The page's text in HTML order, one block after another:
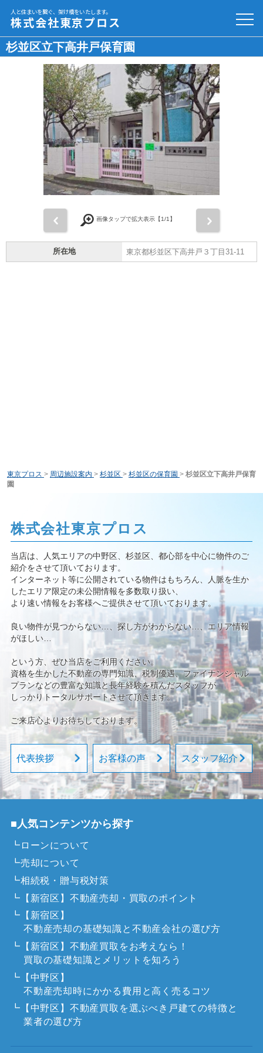
人と住まいを繋ぐ、架け橋をいたします。
株式会社東京プロス
杉並区立下高井戸保育園
画像タップで拡大表示【1/1】
所在地 東京都杉並区下高井戸３丁目31-11
東京プロス > 周辺施設案内 > 杉並区 > 杉並区の保育園 > 杉並区立下高井戸保育
園
株式会社東京プロス
当店は、人気エリアの中野区、杉並区、都心部を中心に物件のご
紹介をさせて頂いております。
インターネット等に公開されている物件はもちろん、人脈を生か
したエリア限定の未公開情報を多数取り扱い、
より速い情報をお客様へご提供させて頂いております。
良い物件が見つからない…、探し方がわからない…、エリア情報
がほしい…
という方、ぜひ当店をご利用ください。
資格を生かした不動産の専門知識、税制優遇、ファイナンシャル
プランなどの豊富な知識と長年経験を積んだスタッフが
しっかりトータルサポートさせて頂きます。
ご来店心よりお待ちしております。
代表挨拶 お客様の声 スタッフ紹介
■人気コンテンツから探す
┗ローンについて
┗売却について
┗相続税・贈与税対策
┗【新宿区】不動産売却・買取のポイント
┗【新宿区】
不動産売却の基礎知識と不動産会社の選び方
┗【新宿区】不動産買取をお考えなら！
買取の基礎知識とメリットを知ろう
┗【中野区】
不動産売却時にかかる費用と高く売るコツ
┗【中野区】不動産買取を選ぶべき戸建ての特徴と
業者の選び方